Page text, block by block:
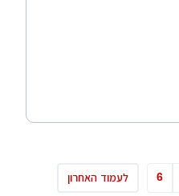
6 לעמוד האחרון